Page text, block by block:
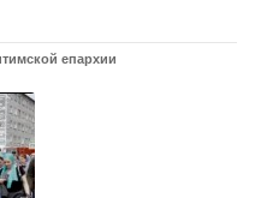
епархии